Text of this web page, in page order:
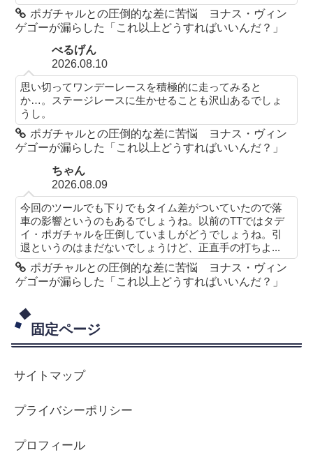
ポガチャルとの圧倒的な差に苦悩 ヨナス・ヴィン
ゲゴーが漏らした「これ以上どうすればいいんだ？」
べるげん
2026.08.10
思い切ってワンデーレースを積極的に走ってみると
か…。ステージレースに生かせることも沢山あるでしょ
うし。
ポガチャルとの圧倒的な差に苦悩 ヨナス・ヴィン
ゲゴーが漏らした「これ以上どうすればいいんだ？」
ちゃん
2026.08.09
今回のツールでも下りでもタイム差がついていたので落
車の影響というのもあるでしょうね。以前のTTではタデ
イ・ポガチャルを圧倒していましがどうでしょうね。引
退というのはまだないでしょうけど、正直手の打ちよ...
ポガチャルとの圧倒的な差に苦悩 ヨナス・ヴィン
ゲゴーが漏らした「これ以上どうすればいいんだ？」
固定ページ
サイトマップ
プライバシーポリシー
プロフィール